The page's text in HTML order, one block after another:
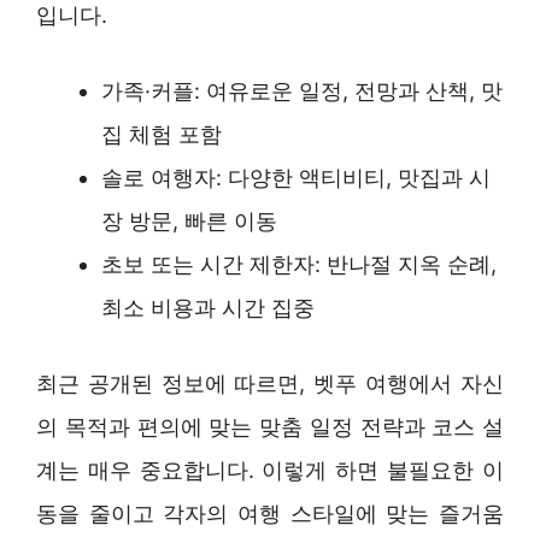
입니다.
가족·커플: 여유로운 일정, 전망과 산책, 맛
집 체험 포함
솔로 여행자: 다양한 액티비티, 맛집과 시
장 방문, 빠른 이동
초보 또는 시간 제한자: 반나절 지옥 순례,
최소 비용과 시간 집중
최근 공개된 정보에 따르면, 벳푸 여행에서 자신
의 목적과 편의에 맞는 맞춤 일정 전략과 코스 설
계는 매우 중요합니다. 이렇게 하면 불필요한 이
동을 줄이고 각자의 여행 스타일에 맞는 즐거움